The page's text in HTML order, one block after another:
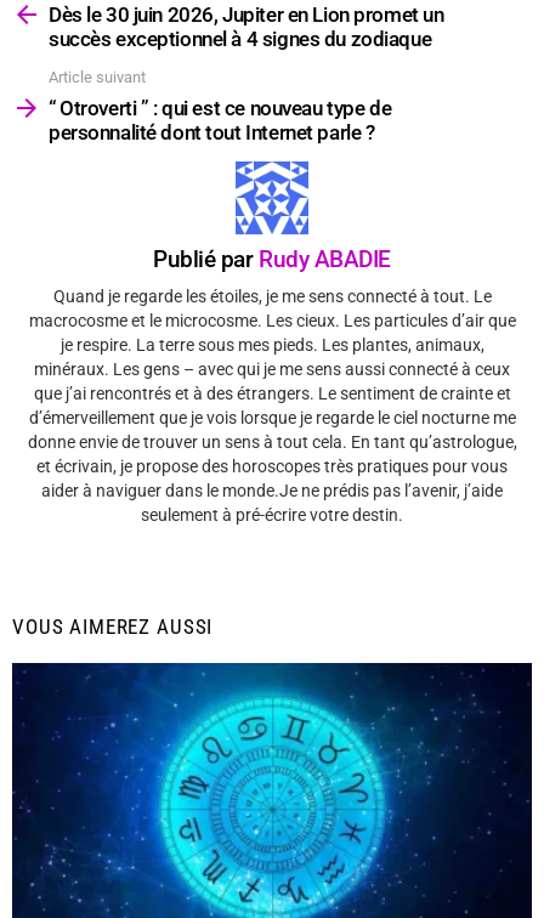
plus
Dès le 30 juin 2026, Jupiter en Lion promet un
succès exceptionnel à 4 signes du zodiaque
Article suivant
“ Otroverti ” : qui est ce nouveau type de
personnalité dont tout Internet parle ?
Publié par Rudy ABADIE
Quand je regarde les étoiles, je me sens connecté à tout. Le
macrocosme et le microcosme. Les cieux. Les particules d’air que
je respire. La terre sous mes pieds. Les plantes, animaux,
minéraux. Les gens – avec qui je me sens aussi connecté à ceux
que j’ai rencontrés et à des étrangers. Le sentiment de crainte et
d’émerveillement que je vois lorsque je regarde le ciel nocturne me
donne envie de trouver un sens à tout cela. En tant qu’astrologue,
et écrivain, je propose des horoscopes très pratiques pour vous
aider à naviguer dans le monde.Je ne prédis pas l’avenir, j’aide
seulement à pré-écrire votre destin.
VOUS AIMEREZ AUSSI